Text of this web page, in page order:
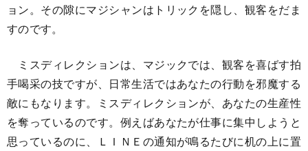
ョン。その隙にマジシャンはトリックを隠し、観客をだま
すのです。
ミスディレクションは、マジックでは、観客を喜ばす拍
手喝采の技ですが、日常生活ではあなたの行動を邪魔する
敵にもなります。ミスディレクションが、あなたの生産性
を奪っているのです。例えばあなたが仕事に集中しようと
思っているのに、ＬＩＮＥの通知が鳴るたびに机の上に置